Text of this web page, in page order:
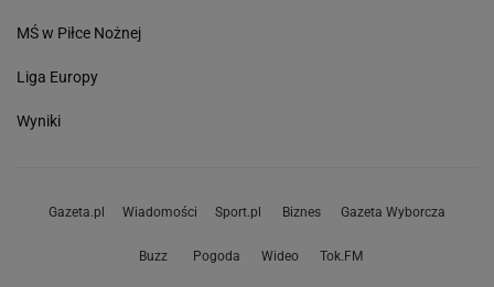
MŚ w Piłce Nożnej
Liga Europy
Wyniki
Gazeta.pl Wiadomości Sport.pl Biznes Gazeta Wyborcza
Buzz Pogoda Wideo Tok.FM